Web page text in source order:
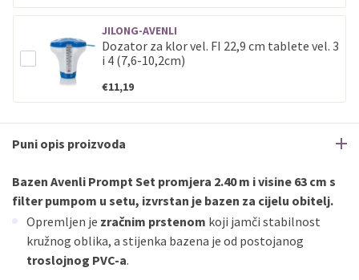
JILONG-AVENLI
Dozator za klor vel. FI 22,9 cm tablete vel. 3
i 4 (7,6-10,2cm)
€11,19
Puni opis proizvoda
Bazen Avenli Prompt Set promjera 2.40 m i visine 63 cm s
filter pumpom u setu, izvrstan je bazen za cijelu obitelj.
Opremljen je zračnim prstenom koji jamči stabilnost
kružnog oblika, a stijenka bazena je od postojanog
troslojnog PVC-a.